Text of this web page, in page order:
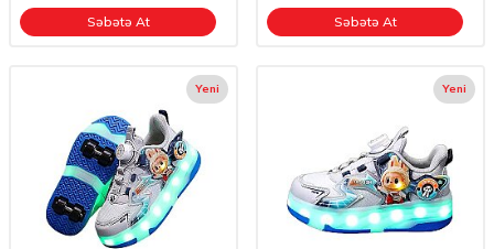
Səbətə At Səbətə At
Yeni Yeni